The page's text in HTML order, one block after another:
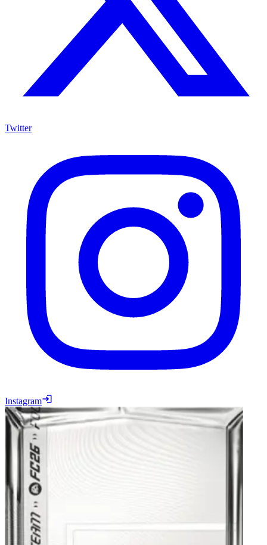
Twitter
Instagram